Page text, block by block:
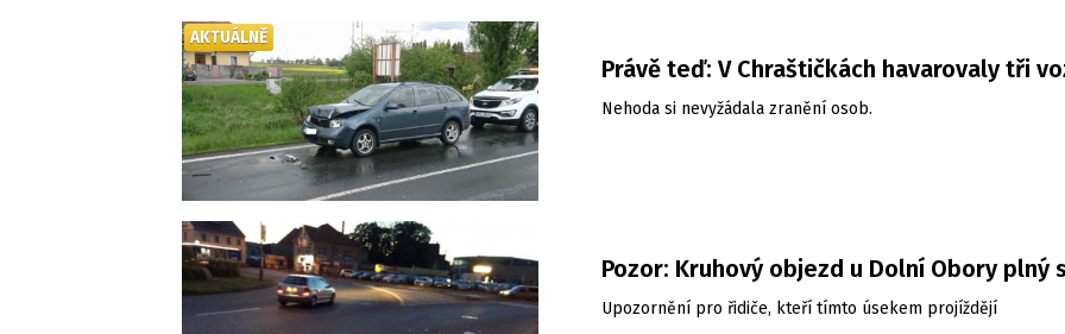
Právě teď: V Chraštičkách havarovaly tři
Nehoda si nevyžádala zranění osob.
AKTUÁLNĚ
Pozor: Kruhový objezd u Dolní Obory plný
Upozornění pro řidiče, kteří tímto úsekem projíždějí